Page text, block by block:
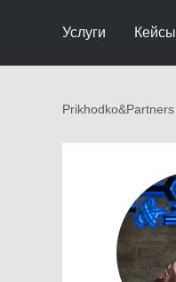
Услуги Кейсы
Prikhodko&Partners